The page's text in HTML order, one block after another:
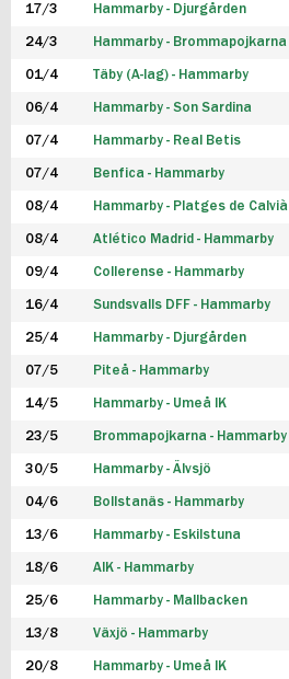
FUTSAL HERR
FUTSAL DAM
17/3 Hammarby - Djurgården
24/3 Hammarby - Brommapojkarna
01/4 Täby (A-lag) - Hammarby
06/4 Hammarby - Son Sardina
07/4 Hammarby - Real Betis
07/4 Benfica - Hammarby
08/4 Hammarby - Platges de Calvià
08/4 Atlético Madrid - Hammarby
09/4 Collerense - Hammarby
16/4 Sundsvalls DFF - Hammarby
25/4 Hammarby - Djurgården
07/5 Piteå - Hammarby
14/5 Hammarby - Umeå IK
23/5 Brommapojkarna - Hammarby
30/5 Hammarby - Älvsjö
04/6 Bollstanäs - Hammarby
13/6 Hammarby - Eskilstuna
18/6 AIK - Hammarby
25/6 Hammarby - Mallbacken
13/8 Växjö - Hammarby
20/8 Hammarby - Umeå IK